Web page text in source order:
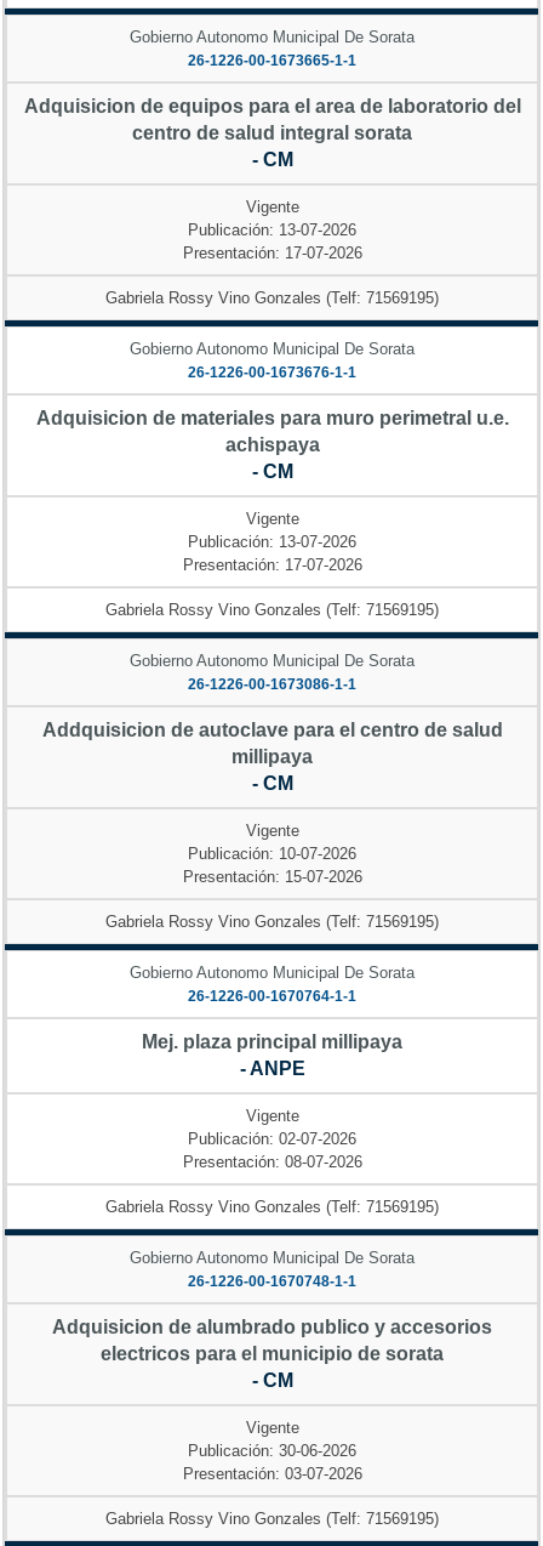
Gobierno Autonomo Municipal De Sorata
26-1226-00-1673665-1-1
Adquisicion de equipos para el area de laboratorio del
centro de salud integral sorata
- CM
Vigente
Publicación: 13-07-2026
Presentación: 17-07-2026
Gabriela Rossy Vino Gonzales (Telf: 71569195)
Gobierno Autonomo Municipal De Sorata
26-1226-00-1673676-1-1
Adquisicion de materiales para muro perimetral u.e.
achispaya
- CM
Vigente
Publicación: 13-07-2026
Presentación: 17-07-2026
Gabriela Rossy Vino Gonzales (Telf: 71569195)
Gobierno Autonomo Municipal De Sorata
26-1226-00-1673086-1-1
Addquisicion de autoclave para el centro de salud
millipaya
- CM
Vigente
Publicación: 10-07-2026
Presentación: 15-07-2026
Gabriela Rossy Vino Gonzales (Telf: 71569195)
Gobierno Autonomo Municipal De Sorata
26-1226-00-1670764-1-1
Mej. plaza principal millipaya
- ANPE
Vigente
Publicación: 02-07-2026
Presentación: 08-07-2026
Gabriela Rossy Vino Gonzales (Telf: 71569195)
Gobierno Autonomo Municipal De Sorata
26-1226-00-1670748-1-1
Adquisicion de alumbrado publico y accesorios
electricos para el municipio de sorata
- CM
Vigente
Publicación: 30-06-2026
Presentación: 03-07-2026
Gabriela Rossy Vino Gonzales (Telf: 71569195)